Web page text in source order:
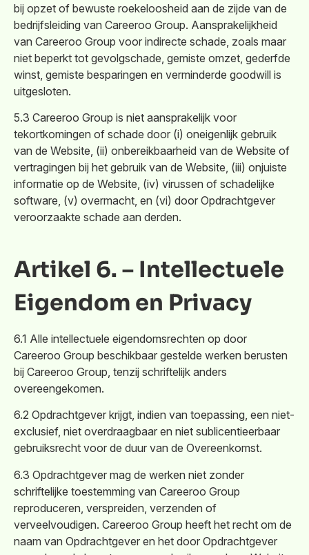
bij opzet of bewuste roekeloosheid aan de zijde van de
bedrijfsleiding van Careeroo Group. Aansprakelijkheid
van Careeroo Group voor indirecte schade, zoals maar
niet beperkt tot gevolgschade, gemiste omzet, gederfde
winst, gemiste besparingen en verminderde goodwill is
uitgesloten.
5.3 Careeroo Group is niet aansprakelijk voor
tekortkomingen of schade door (i) oneigenlijk gebruik
van de Website, (ii) onbereikbaarheid van de Website of
vertragingen bij het gebruik van de Website, (iii) onjuiste
informatie op de Website, (iv) virussen of schadelijke
software, (v) overmacht, en (vi) door Opdrachtgever
veroorzaakte schade aan derden.
Artikel 6. – Intellectuele
Eigendom en Privacy
6.1 Alle intellectuele eigendomsrechten op door
Careeroo Group beschikbaar gestelde werken berusten
bij Careeroo Group, tenzij schriftelijk anders
overeengekomen.
6.2 Opdrachtgever krijgt, indien van toepassing, een niet-
exclusief, niet overdraagbaar en niet sublicentieerbaar
gebruiksrecht voor de duur van de Overeenkomst.
6.3 Opdrachtgever mag de werken niet zonder
schriftelijke toestemming van Careeroo Group
reproduceren, verspreiden, verzenden of
verveelvoudigen. Careeroo Group heeft het recht om de
naam van Opdrachtgever en het door Opdrachtgever